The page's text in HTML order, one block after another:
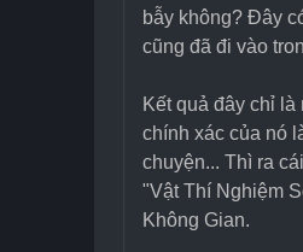
bẫy không? Đây
cũng đã đi vào
Kết quả đây chỉ
chính xác của nó
chuyện... Thì ra
"Vật Thí Nghiệm
Không Gian.